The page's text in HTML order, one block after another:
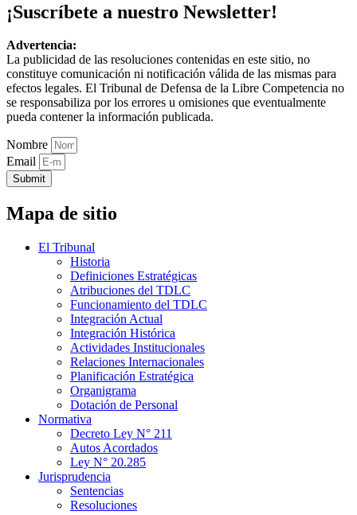
¡Suscríbete a nuestro Newsletter!
Advertencia:
La publicidad de las resoluciones contenidas en este sitio, no
constituye comunicación ni notificación válida de las mismas para
efectos legales. El Tribunal de Defensa de la Libre Competencia no
se responsabiliza por los errores u omisiones que eventualmente
pueda contener la información publicada.
Nombre
Email
Submit
Mapa de sitio
El Tribunal
Historia
Definiciones Estratégicas
Atribuciones del TDLC
Funcionamiento del TDLC
Integración Actual
Integración Histórica
Actividades Institucionales
Relaciones Internacionales
Planificación Estratégica
Organigrama
Dotación de Personal
Normativa
Decreto Ley N° 211
Autos Acordados
Ley N° 20.285
Jurisprudencia
Sentencias
Resoluciones